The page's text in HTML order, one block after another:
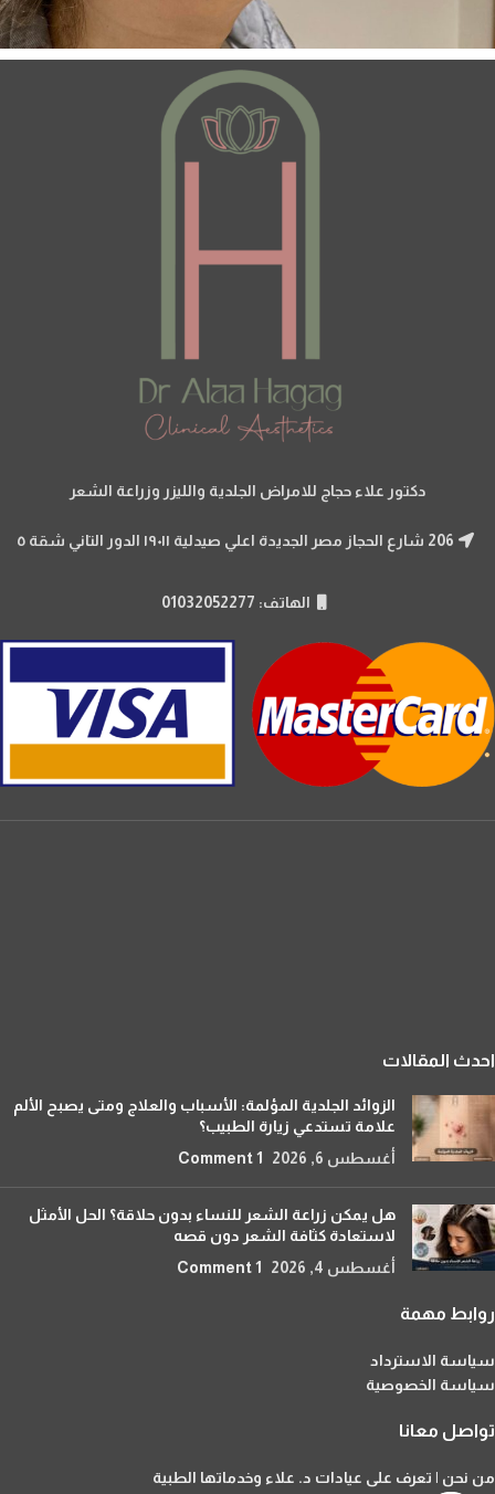
دكتور علاء حجاج للامراض الجلدية والليزر وزراعة الشعر
الهاتف: 01032052277
احدث المقالات
الزوائد الجلدية المؤلمة: الأسباب والعلاج ومتى يصبح الألم
علامة تستدعي زيارة الطبيب؟
أغسطس 6, 2026
1 Comment
هل يمكن زراعة الشعر للنساء بدون حلاقة؟ الحل الأمثل
لاستعادة كثافة الشعر دون قصه
أغسطس 4, 2026
1 Comment
روابط مهمة
سياسة الاسترداد
سياسة الخصوصية
تواصل معانا
من نحن | تعرف على عيادات د. علاء وخدماتها الطبية